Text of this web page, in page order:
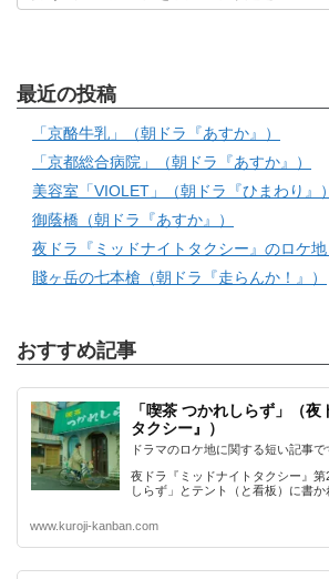
最近の投稿
「京酪牛乳」（朝ドラ『あすか』）
「京都総合病院」（朝ドラ『あすか』）
美容室「VIOLET」（朝ドラ『ひまわり』）
御蔭橋（朝ドラ『あすか』）
夜ドラ『ミッドナイトタクシー』のロケ地
賤ヶ岳の七本槍（朝ドラ『走らんか！』）
おすすめ記事
「喫茶 つかれしらず」（
タクシー』）
ドラマのロケ地に関する短い記事で
夜ドラ『ミッドナイトタクシー』
しらず」とテント（と看板）に書か
www.kuroji-kanban.com